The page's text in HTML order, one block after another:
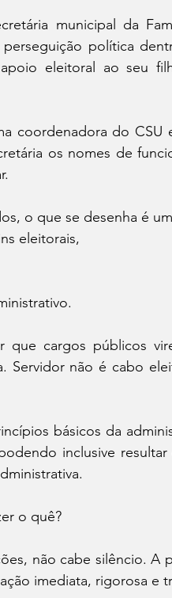
municipal da
perseguição política
eleitoral ao seu
coordenadora do CSU
os nomes de
o que se desenha é
eleitorais,
que cargos públicos
Servidor não é cabo
básicos da
inclusive
o quê?
não cabe silêncio. A
imediata, rigorosa e